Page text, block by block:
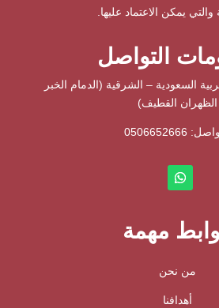
والتي يمكن الاعتماد عليها.
التواصل
السعودية – الشرقية (الدمام الخبر
الظهران القطيف)
0506652666
مهمة
من نحن
أهدافنا